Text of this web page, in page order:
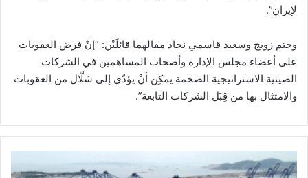
لإيران”.
وختم زويج وسعيد قاسمي نجاد مقالهما قائلَيْن: “إنّ فرض العقوبات
على أعضاء مجلس الإدارة وأصحاب المساهمين في الشركات
الصينية الاستراتيجية الضخمة يمكِن أنْ يؤدّي إلى شلّال من العقوبات
والامتثال بها من قِبَل الشركات التابعة”.
ب